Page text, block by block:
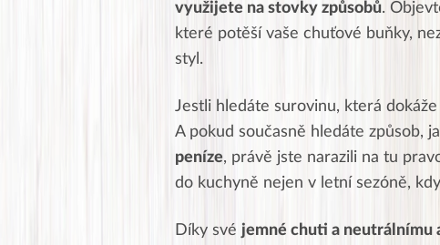
využijete na stovky způsobů.
které potěší vaše chuťové buňky,
styl.
Jestli hledáte surovinu, která
A pokud současně hledáte způsob,
peníze, právě jste narazili na tu
do kuchyně nejen v letní sezóně,
Díky své jemné chuti a neutrálnímu